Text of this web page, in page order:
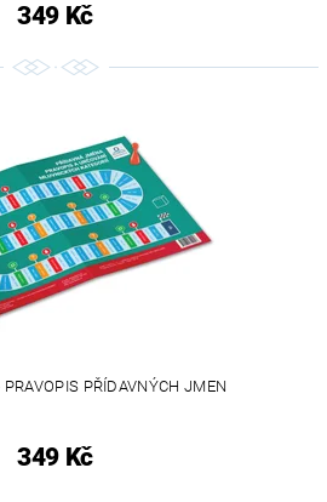
349 Kč
PŘÍDAVNÝCH JMEN
349 Kč